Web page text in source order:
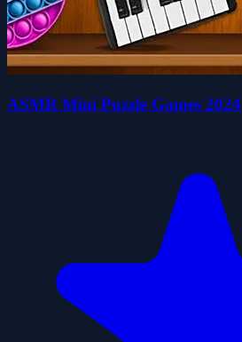
ASMR Mini Puzzle Games 2024